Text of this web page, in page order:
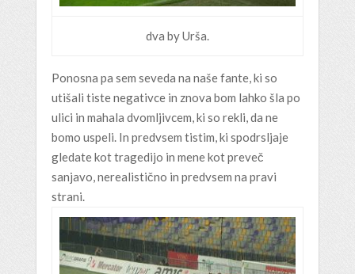
dva by Urša.
Ponosna pa sem seveda na naše fante, ki so
utišali tiste negativce in znova bom lahko šla po
ulici in mahala dvomljivcem, ki so rekli, da ne
bomo uspeli. In predvsem tistim, ki spodrsljaje
gledate kot tragedijo in mene kot preveč
sanjavo, nerealistično in predvsem na pravi
strani.